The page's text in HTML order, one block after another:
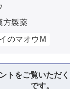
方製薬
のマオウM
トをご覧いただ
です。